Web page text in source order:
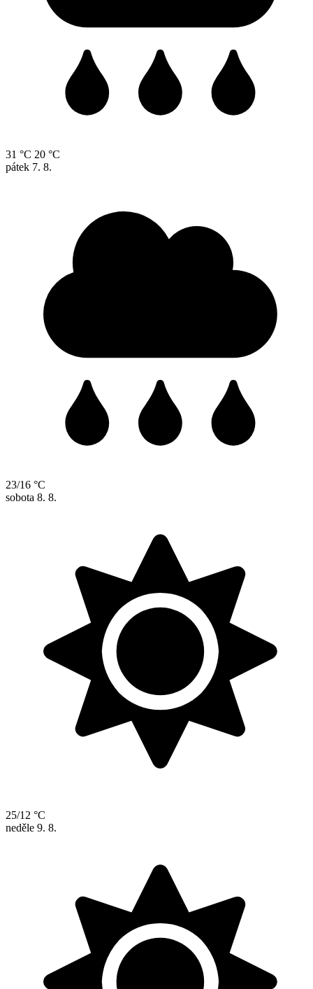
31 °C 20 °C
pátek 7. 8.
23/16 °C
sobota 8. 8.
25/12 °C
neděle 9. 8.